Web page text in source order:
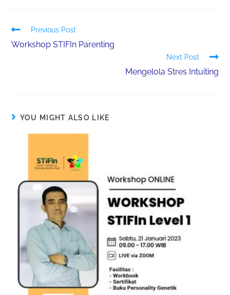
Previous Post
Workshop STIFIn Parenting
Next Post
Mengelola Stres Intuiting
YOU MIGHT ALSO LIKE